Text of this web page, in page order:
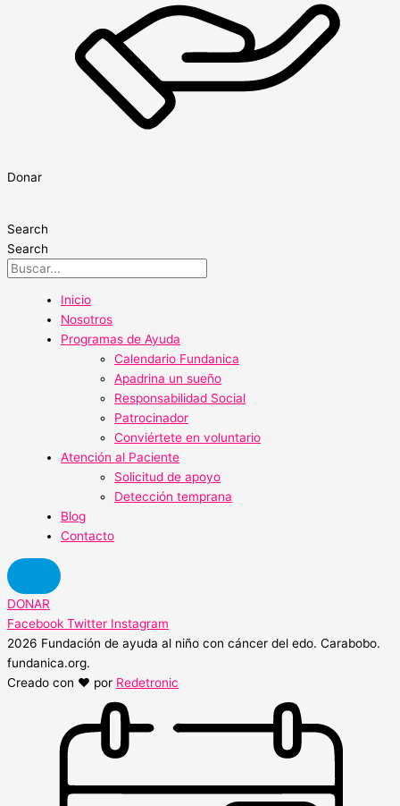
Donar
Search
Search
Inicio
Nosotros
Programas de Ayuda
Calendario Fundanica
Apadrina un sueño
Responsabilidad Social
Patrocinador
Conviértete en voluntario
Atención al Paciente
Solicitud de apoyo
Detección temprana
Blog
Contacto
DONAR
Facebook Twitter Instagram
2026 Fundación de ayuda al niño con cáncer del edo. Carabobo.
fundanica.org.
Creado con ❤️ por Redetronic